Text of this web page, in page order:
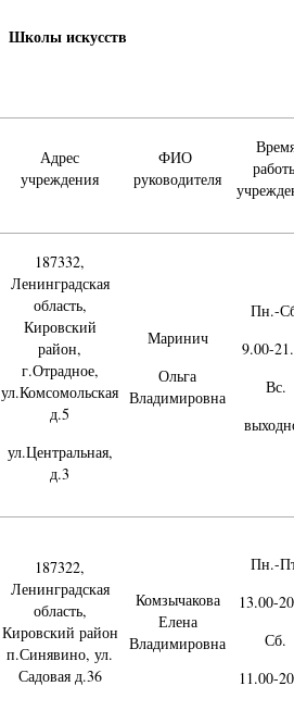
Школы искусств
Адрес
учреждения
ФИО
руководителя
187332,
Ленинградская
область,
Кировский
район,
г.Отрадное,
ул.Комсомольская
д.5
ул.Центральная,
д.3
Маринич
Ольга
Владимировна
Пн.-
9.00-
Вс.
187322,
Ленинградская
область,
Кировский район
п.Синявино, ул.
Садовая д.36
Комзычакова
Елена
Владимировна
Пн.-
13.00-
Сб.
11.00-